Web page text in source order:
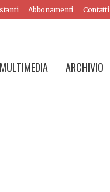
Abbonamenti Contatti
MULTIMEDIA ARCHIVIO